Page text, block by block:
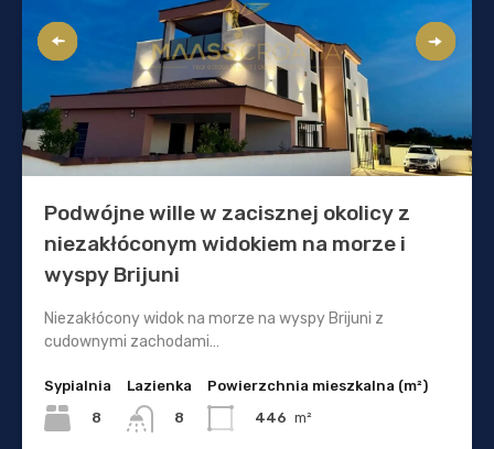
Podwójne wille w zacisznej okolicy z
niezakłóconym widokiem na morze i
wyspy Brijuni
Niezakłócony widok na morze na wyspy Brijuni z
cudownymi zachodami…
Sypialnia
8
Lazienka
8
Powierzchnia mieszkalna (m²)
446 m²